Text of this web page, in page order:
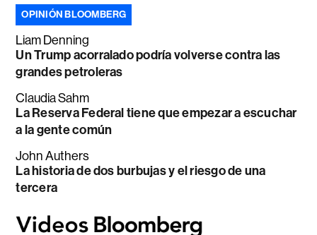
OPINIÓN BLOOMBERG
Liam Denning
Un Trump acorralado podría volverse contra las
grandes petroleras
Claudia Sahm
La Reserva Federal tiene que empezar a escuchar
a la gente común
John Authers
La historia de dos burbujas y el riesgo de una
tercera